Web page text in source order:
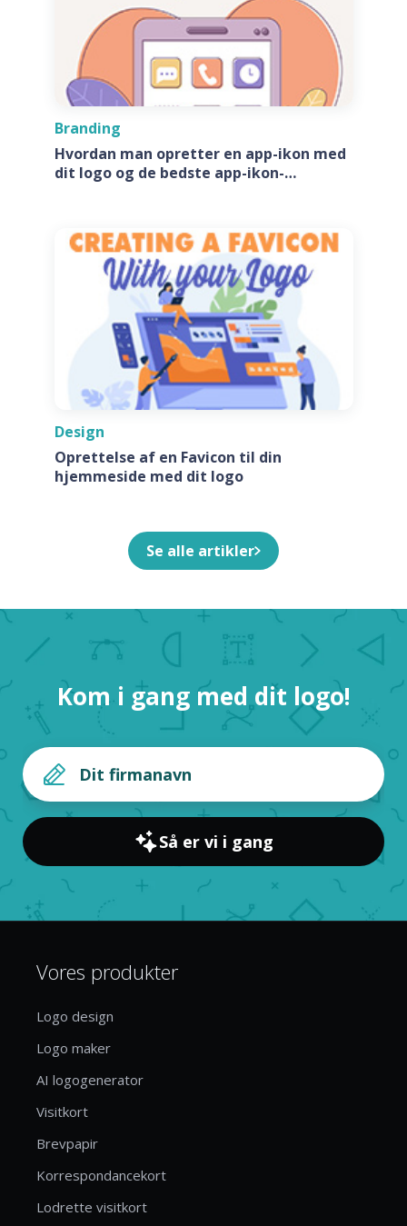
Branding
Hvordan man opretter en app-ikon med
dit logo og de bedste app-ikon-
Design
Oprettelse af en Favicon til din
hjemmeside med dit logo
Se alle artikler
Kom i gang med dit logo!
Så er vi i gang
Vores produkter
Logo design
Logo maker
AI logogenerator
Visitkort
Brevpapir
Korrespondancekort
Lodrette visitkort